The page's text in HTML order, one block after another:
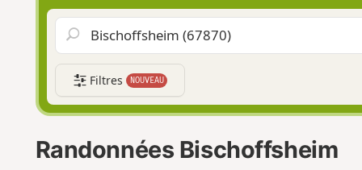
Filtres NOUVEAU
Randonnées Bischoffsheim